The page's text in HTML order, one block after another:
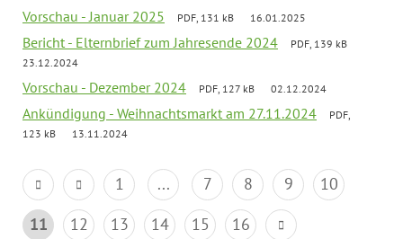
Vorschau - Januar 2025 PDF, 131 kB 16.01.2025
Bericht - Elternbrief zum Jahresende 2024
PDF, 139 kB
23.12.2024
Vorschau - Dezember 2024 PDF, 127 kB 02.12.2024
Ankündigung - Weihnachtsmarkt am 27.11.2024
PDF,
123 kB
13.11.2024
1 ... 7 8 9
10
11
12 13 14 15 16